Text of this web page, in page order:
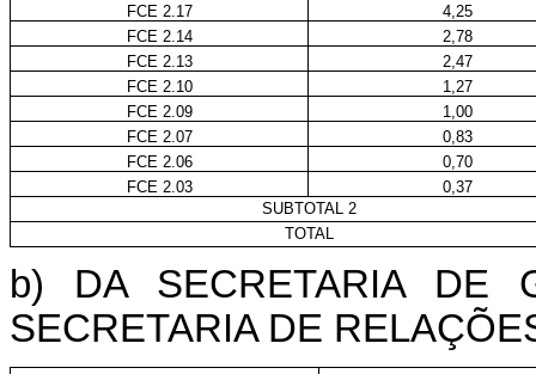
FCE 2.17
4,25
FCE 2.14
2,78
FCE 2.13
2,47
FCE 2.10
1,27
FCE 2.09
1,00
FCE 2.07
0,83
FCE 2.06
0,70
FCE 2.03
0,37
SUBTOTAL 2
TOTAL
b) DA SECRETARIA DE
SECRETARIA DE